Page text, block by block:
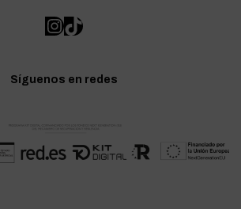
Síguenos en redes